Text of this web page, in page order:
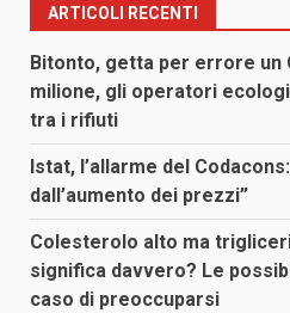
ARTICOLI RECENTI
Bitonto, getta per errore un
milione, gli operatori
tra i rifiuti
Istat, l’allarme del
dall’aumento dei prezzi”
Colesterolo alto ma
significa davvero? Le
caso di preoccuparsi